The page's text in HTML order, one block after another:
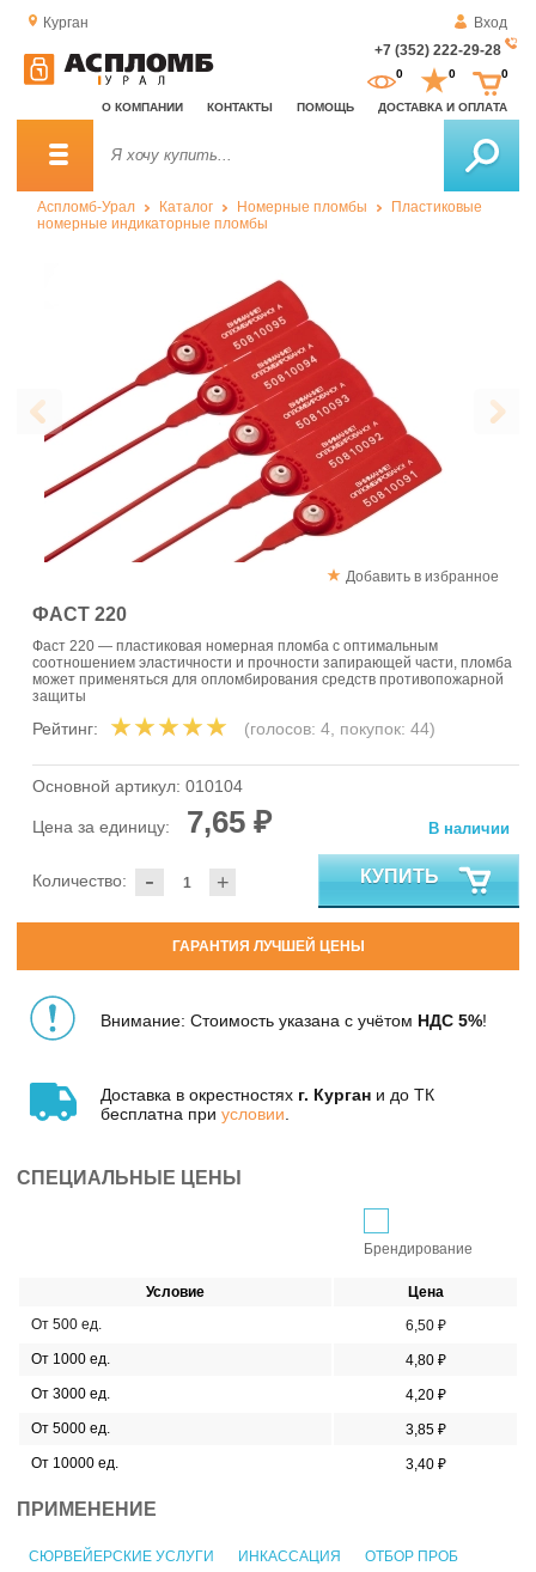
Курган
Вход
+7 (352) 222-29-28
О КОМПАНИИ КОНТАКТЫ ПОМОЩЬ ДОСТАВКА И ОПЛАТА
0 0 0
Аспломб-Урал Каталог Номерные пломбы
Пластиковые
номерные индикаторные пломбы
Добавить в избранное
ФАСТ 220
Фаст 220 — пластиковая номерная пломба с оптимальным
соотношением эластичности и прочности запирающей части, пломба
может применяться для опломбирования средств противопожарной
защиты
Рейтинг: (голосов: 4, покупок: 44)
Основной артикул: 010104
Цена за единицу: 7,65 ₽
- +
Количество:
В наличии
КУПИТЬ
ГАРАНТИЯ ЛУЧШЕЙ ЦЕНЫ
Внимание: Стоимость указана с учётом НДС 5%!
Доставка в окрестностях г. Курган и до ТК
бесплатна при условии
СПЕЦИАЛЬНЫЕ ЦЕНЫ
Брендирование
Условие
Цена
От 500 ед.
6,50 ₽
От 1000 ед.
4,80 ₽
От 3000 ед.
4,20 ₽
От 5000 ед.
3,85 ₽
От 10000 ед.
3,40 ₽
ПРИМЕНЕНИЕ
СЮРВЕЙЕРСКИЕ УСЛУГИ ИНКАССАЦИЯ ОТБОР ПРОБ